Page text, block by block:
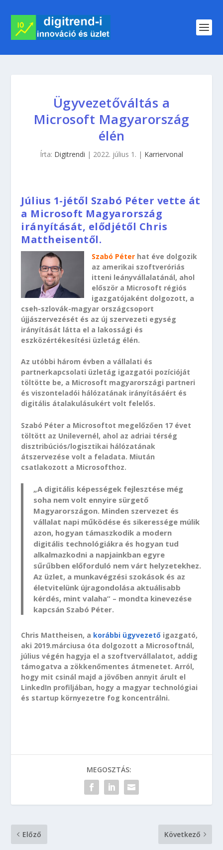
Ügyvezetőváltás a
Microsoft Magyarország
élén
Írta: Digitrendi | 2022. július 1. | Karriervonal
Július 1-jétől Szabó Péter vette át
a Microsoft Magyarország
irányítását, elődjétől Chris
Mattheisentől.
Szabó Péter hat éve dolgozik
az amerikai szoftveróriás
itteni leányvállalatánál, ahol
először a Microsoft régiós
igazgatójaként dolgozott, a
cseh-szlovák-magyar országcsoport
újjászervezését és az új szervezeti egység
irányítását látta el a lakossági és
eszközértékesítési üzletág élén.
Az utóbbi három évben a vállalati és
partnerkapcsolati üzletág igazgatói pozícióját
töltötte be, a Microsoft magyarországi partneri
és viszonteladói hálózatának irányításáért és
digitális átalakulásukért volt felelős.
Szabó Péter a Microsoftot megelőzően 17 évet
töltött az Unilevernél, ahol az adriai térség
disztribúciós/logisztikai hálózatának
átszervezése volt a feladata. Miután
csatlakozott a Microsofthoz.
„A digitális képességek fejlesztése még
soha nem volt ennyire sürgető
Magyarországon. Minden szervezet és
vállalat napi működése és sikeressége múlik
azon, hogyan támaszkodik a modern
digitális technológiákra és hogyan tud
alkalmazkodni a napjainkban egyre
sűrűbben előforduló nem várt helyzetekhez.
Az üzlet, a munkavégzési szokások és az
életvitelünk újragondolása aktuálisabb
kérdés, mint valaha” – mondta kinevezése
kapcsán Szabó Péter.
Chris Mattheisen, a korábbi ügyvezető igazgató,
aki 2019.márciusa óta dolgozott a Microsoftnál,
július végén hagyja el a szoftvervállalatot, addig
támogatva a zökkenőmentes átmenetet. Arról,
hogy mit csinál majd a jövőben annyit árult el
LinkedIn profiljában, hogy a magyar technológiai
és startup környezetre fog koncentrálni.
MEGOSZTÁS:
Előző Következő